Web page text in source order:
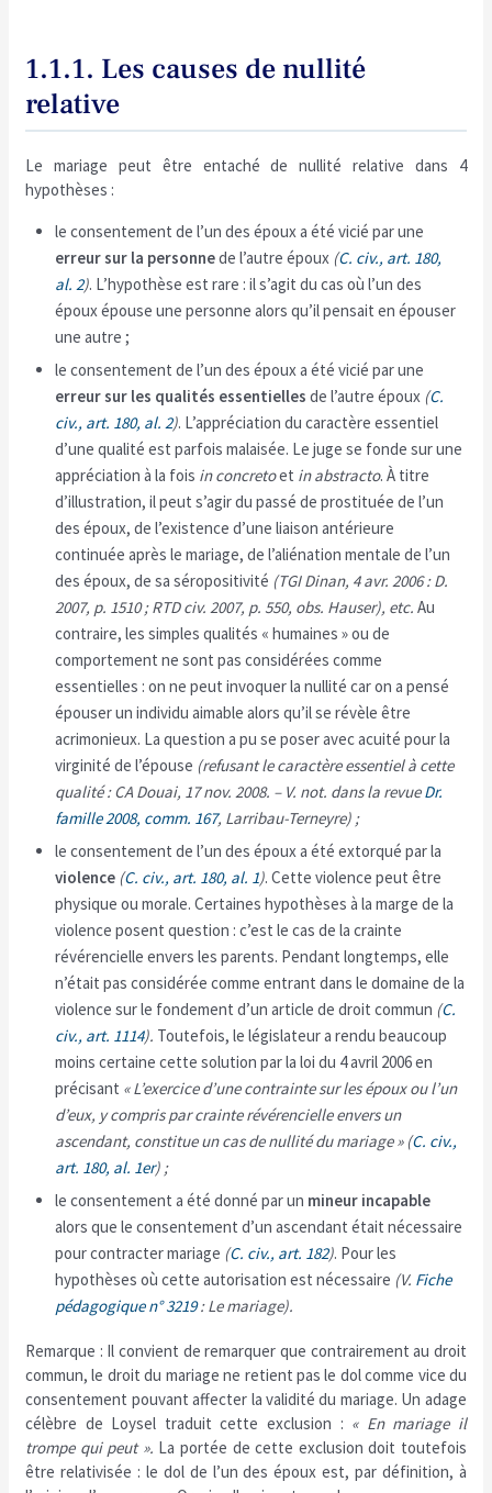
1.1.1. Les causes de nullité
relative
Le mariage peut être entaché de nullité relative dans 4
hypothèses :
le consentement de l’un des époux a été vicié par une
erreur sur la personnede l’autre époux (C. civ., art. 180,
al. 2). L’hypothèse est rare : il s’agit du cas où l’un des
époux épouse une personne alors qu’il pensait en épouser
une autre ;
le consentement de l’un des époux a été vicié par une
erreur sur les qualités essentielles de l’autre époux (C.
civ., art. 180, al. 2). L’appréciation du caractère essentiel
d’une qualité est parfois malaisée. Le juge se fonde sur une
appréciation à la fois in concretoet in abstracto. À titre
d’illustration, il peut s’agir du passé de prostituée de l’un
des époux, de l’existence d’une liaison antérieure
continuée après le mariage, de l’aliénation mentale de l’un
des époux, de sa séropositivité (TGI Dinan, 4 avr. 2006: D.
2007, p. 1510 ;RTD civ. 2007, p. 550, obs. Hauser), etc. Au
contraire, les simples qualités « humaines » ou de
comportement ne sont pas considérées comme
essentielles : on ne peut invoquer la nullité car on a pensé
épouser un individu aimable alors qu’il se révèle être
acrimonieux. La question a pu se poser avec acuité pour la
virginité de l’épouse (refusant le caractère essentiel à cette
qualité :CA Douai, 17 nov. 2008. – V. not. dans la revueDr.
famille 2008, comm. 167, Larribau-Terneyre) ;
le consentement de l’un des époux a été extorqué par la
violence (C. civ., art. 180, al. 1). Cette violence peut être
physique ou morale. Certaines hypothèses à la marge de la
violence posent question : c’est le cas de la crainte
révérencielle envers les parents. Pendant longtemps, elle
n’était pas considérée comme entrant dans le domaine de la
violence sur le fondement d’un article de droit commun (C.
civ., art. 1114). Toutefois, le législateur a rendu beaucoup
moins certaine cette solution par la loi du 4 avril 2006 en
précisant « L’exercice d’une contrainte sur les époux ou l’un
d’eux, y compris par crainte révérencielle envers un
ascendant, constitue un cas de nullité du mariage » (C. civ.,
art. 180, al. 1er) ;
le consentement a été donné par un mineur incapable
alors que le consentement d’un ascendant était nécessaire
pour contracter mariage (C. civ., art. 182). Pour les
hypothèses où cette autorisation est nécessaire (V. Fiche
pédagogique n° 3219: Le mariage).
Remarque : Il convient de remarquer que contrairement au droit
commun, le droit du mariage ne retient pas le dol comme vice du
consentement pouvant affecter la validité du mariage. Un adage
célèbre de Loysel traduit cette exclusion : « En mariage il
trompe qui peut ». La portée de cette exclusion doit toutefois
être relativisée : le dol de l’un des époux est, par définition, à